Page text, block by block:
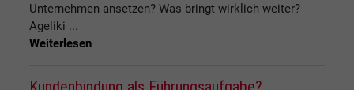
Unternehmen ansetzen? Was bringt wirklich weiter?
Ageliki ...
Weiterlesen